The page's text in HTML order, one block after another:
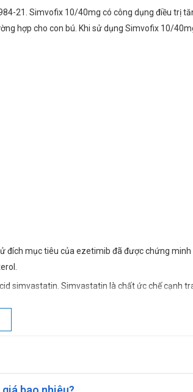
21. Simvofix 10/40mg có công dụng điều trị
hợp cho con bú. Khi sử dụng Simvofix 10/
mục tiêu của ezetimib đã được chứng minh
simvastatin. Simvastatin là chất ức chế cạnh
cholesterol lipoprotein tỉ trọng thấp (LDL-C),
tỉ trọng cao (HDL-C) ở bệnh nhân có tăng